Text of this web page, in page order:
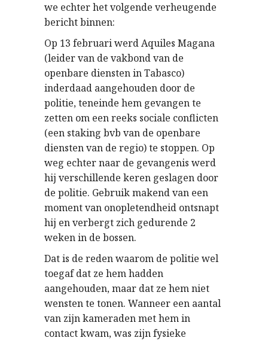
we echter het volgende verheugende
bericht binnen:
Op 13 februari werd Aquiles Magana
(leider van de vakbond van de
openbare diensten in Tabasco)
inderdaad aangehouden door de
politie, teneinde hem gevangen te
zetten om een reeks sociale conflicten
(een staking bvb van de openbare
diensten van de regio) te stoppen. Op
weg echter naar de gevangenis werd
hij verschillende keren geslagen door
de politie. Gebruik makend van een
moment van onopletendheid ontsnapt
hij en verbergt zich gedurende 2
weken in de bossen.
Dat is de reden waarom de politie wel
toegaf dat ze hem hadden
aangehouden, maar dat ze hem niet
wensten te tonen. Wanneer een aantal
van zijn kameraden met hem in
contact kwam, was zijn fysieke